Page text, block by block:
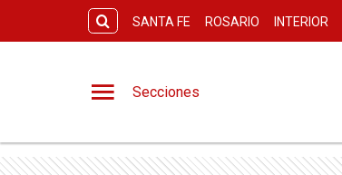
SANTA FE ROSARIO INTERIOR
Secciones